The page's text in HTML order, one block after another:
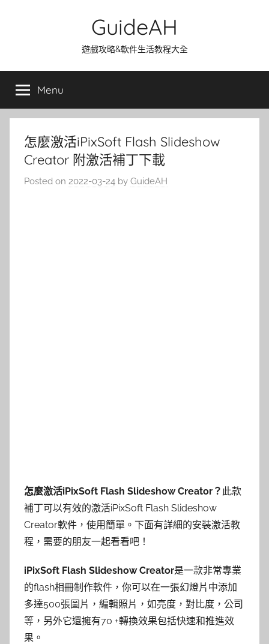
GuideAH
遊戲攻略&軟件生活教程大全
Menu
怎麼激活iPixSoft Flash Slideshow
Creator 附激活補丁下載
Posted on 2022-03-24 by GuideAH
怎麼激活iPixSoft Flash Slideshow Creator？ 此款
補丁可以有效的激活iPixSoft Flash Slideshow
Creator軟件，使用簡單。下面有詳細的安裝激活教
程，需要的朋友一起看看吧！
iPixSoft Flash Slideshow Creator是一款非常專業
的flash相冊制作軟件，你可以在一張幻燈片中添加
多達500張圖片，編輯照片，如亮度，對比度，公司
等，另外它還擁有70 +轉換效果包括快速和推進效
果。